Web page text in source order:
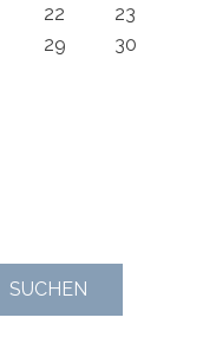
22
23
29
30